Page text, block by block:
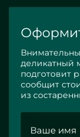
деликатный
подготовит
сообщит
из